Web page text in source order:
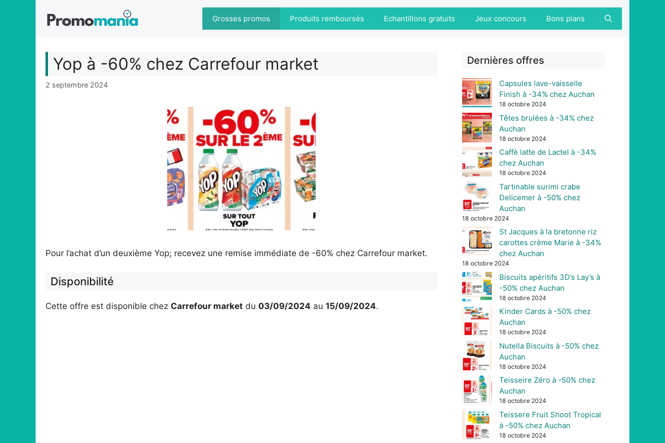
Grosses promos Produits remboursés Echantillons gratuits Jeux concours Bons plans
Yop à -60% chez Carrefour market
2 septembre 2024
Pour l’achat d’un deuxième Yop; recevez une remise immédiate de -60% chez Carrefour market.
Disponibilité
Cette offre est disponible chez Carrefour market du 03/09/2024 au 15/09/2024.
Dernières offres
Capsules lave-vaisselle
Finish à -34% chez Auchan
18 octobre 2024
Têtes brulées à -34% chez
Auchan
18 octobre 2024
Caffè latte de Lactel à -34%
chez Auchan
18 octobre 2024
Tartinable surimi crabe
Delicemer à -50% chez
Auchan
18 octobre 2024
St Jacques à la bretonne riz
carottes crème Marie à -34%
chez Auchan
18 octobre 2024
Biscuits apéritifs 3D’s Lay’s à
-50% chez Auchan
18 octobre 2024
Kinder Cards à -50% chez
Auchan
18 octobre 2024
Nutella Biscuits à -50% chez
Auchan
18 octobre 2024
Teisseire Zéro à -50% chez
Auchan
18 octobre 2024
Teissere Fruit Shoot Tropical
à -50% chez Auchan
18 octobre 2024